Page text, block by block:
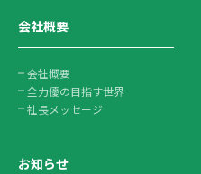
会社概要
会社概要
全力優の目指す世界
社長メッセージ
お知らせ